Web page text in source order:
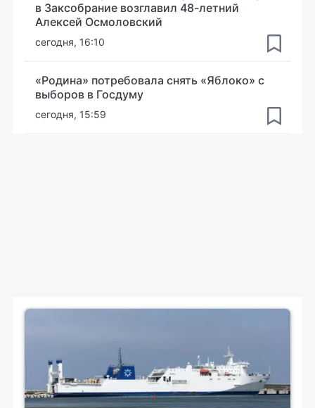
в Заксобрание возглавил 48-летний
Алексей Осмоловский
сегодня, 16:10
«Родина» потребовала снять «Яблоко» с
выборов в Госдуму
сегодня, 15:59